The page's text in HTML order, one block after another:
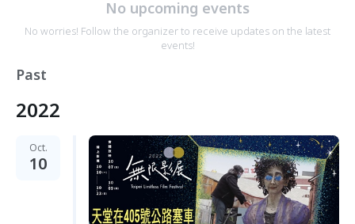
No upcoming events
No worries! Follow the organizer to receive updates on the latest
events!
Past
2022
Oct.
10